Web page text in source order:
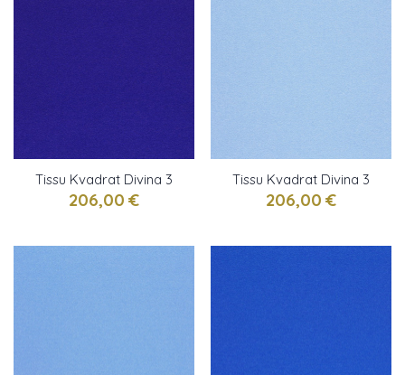
Tissu Kvadrat Divina 3
Byzantium
206,00 €
Tissu Kvadrat Divina 3
azurin
206,00 €